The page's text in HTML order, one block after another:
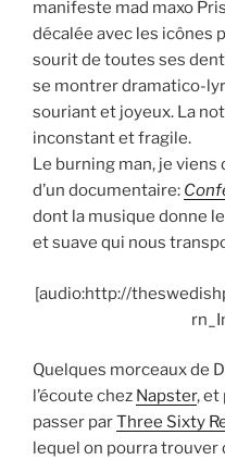
manifeste mad maxo
décalée avec les icônes
sourit de toutes ses
se montrer dramatico-
souriant et joyeux. La
inconstant et fragile.
Le burning man, je viens
d’un documentaire:
dont la musique donne
et suave qui nous
[audio:http://
Quelques morceaux de
l’écoute chez Napster, et
passer parThree Sixty
lequel on pourra